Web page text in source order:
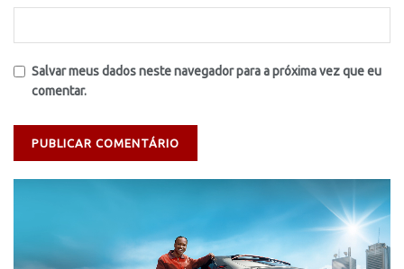
Salvar meus dados neste navegador para a próxima vez que eu
comentar.